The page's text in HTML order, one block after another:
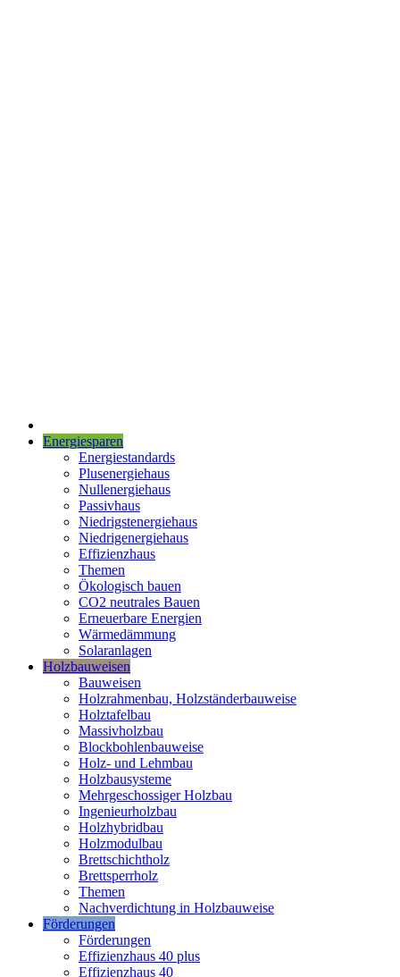
Energiesparen
Energiestandards
Plusenergiehaus
Nullenergiehaus
Passivhaus
Niedrigstenergiehaus
Niedrigenergiehaus
Effizienzhaus
Themen
Ökologisch bauen
CO2 neutrales Bauen
Erneuerbare Energien
Wärmedämmung
Solaranlagen
Holzbauweisen
Bauweisen
Holzrahmenbau, Holzständerbauweise
Holztafelbau
Massivholzbau
Blockbohlenbauweise
Holz- und Lehmbau
Holzbausysteme
Mehrgeschossiger Holzbau
Ingenieurholzbau
Holzhybridbau
Holzmodulbau
Brettschichtholz
Brettsperrholz
Themen
Nachverdichtung in Holzbauweise
Förderungen
Förderungen
Effizienzhaus 40 plus
Effizienzhaus 40